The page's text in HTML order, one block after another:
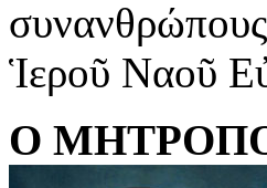
Ἱεροῦ Ναοῦ
Ο